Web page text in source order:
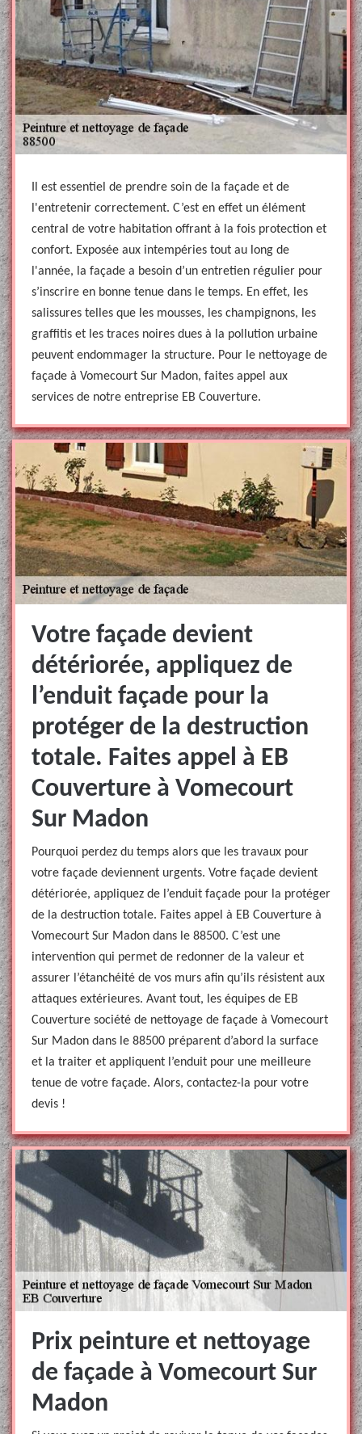
Il est essentiel de prendre soin de la façade et de
l'entretenir correctement. C’est en effet un élément
central de votre habitation offrant à la fois protection et
confort. Exposée aux intempéries tout au long de
l'année, la façade a besoin d’un entretien régulier pour
s’inscrire en bonne tenue dans le temps. En effet, les
salissures telles que les mousses, les champignons, les
graffitis et les traces noires dues à la pollution urbaine
peuvent endommager la structure. Pour le nettoyage de
façade à Vomecourt Sur Madon, faites appel aux
services de notre entreprise EB Couverture.
Votre façade devient
détériorée, appliquez de
l’enduit façade pour la
protéger de la destruction
totale. Faites appel à EB
Couverture à Vomecourt
Sur Madon
Pourquoi perdez du temps alors que les travaux pour
votre façade deviennent urgents. Votre façade devient
détériorée, appliquez de l’enduit façade pour la protéger
de la destruction totale. Faites appel à EB Couverture à
Vomecourt Sur Madon dans le 88500. C’est une
intervention qui permet de redonner de la valeur et
assurer l’étanchéité de vos murs afin qu’ils résistent aux
attaques extérieures. Avant tout, les équipes de EB
Couverture société de nettoyage de façade à Vomecourt
Sur Madon dans le 88500 préparent d’abord la surface
et la traiter et appliquent l’enduit pour une meilleure
tenue de votre façade. Alors, contactez-la pour votre
devis !
Prix peinture et nettoyage
de façade à Vomecourt Sur
Madon